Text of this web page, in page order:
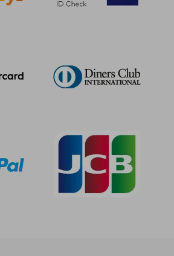
5%
dcto.